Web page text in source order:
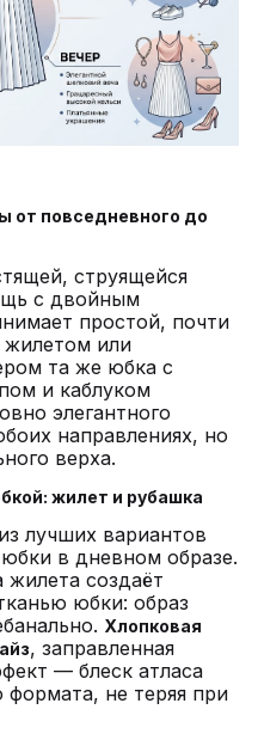
от повседневного до
струящейся
с двойным
простой, почти
жилетом или
та же юбка с
и каблуком
элегантного
направлениях, но
верха.
жилет и рубашка
лучших вариантов
в дневном образе.
создаёт
юбки: образ
Хлопковая
, заправленная
— блеск атласа
формата, не теряя при